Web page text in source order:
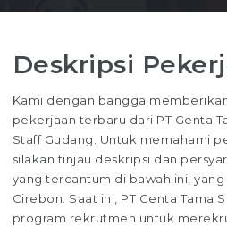
Deskripsi
Kami dengan bangga
pekerjaan terbaru dari PT Genta
Staff Gudang. Untuk memahami
silakan tinjau deskripsi dan
yang tercantum di bawah ini,
Cirebon. Saat ini, PT Genta Tama
program rekrutmen untuk